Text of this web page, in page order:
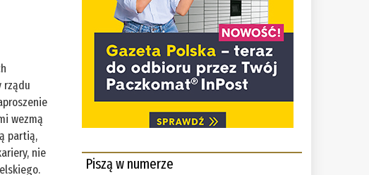
rządu
wezmą
partią,
nie
Piszą w numerze